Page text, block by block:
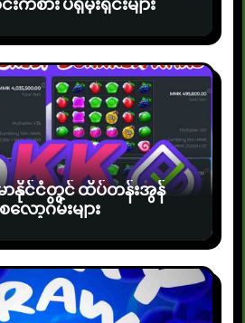
မာနိုင်ငံတွင် ထိပ်တန်းအွန်
ော့ဂိမ်းများ